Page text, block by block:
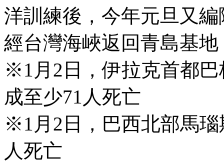
洋訓練後，今年元旦又
經台灣海峽返回青島基地
※1月2日，伊拉克首都
成至少71人死亡
※1月2日，巴西北部馬
人死亡